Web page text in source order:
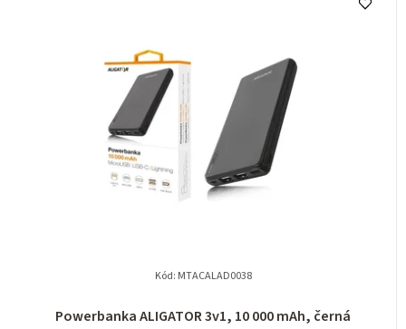
Powerbanka ALIGATOR 3v1, 10 000 mAh, černá
Kód: MTACALAD0038